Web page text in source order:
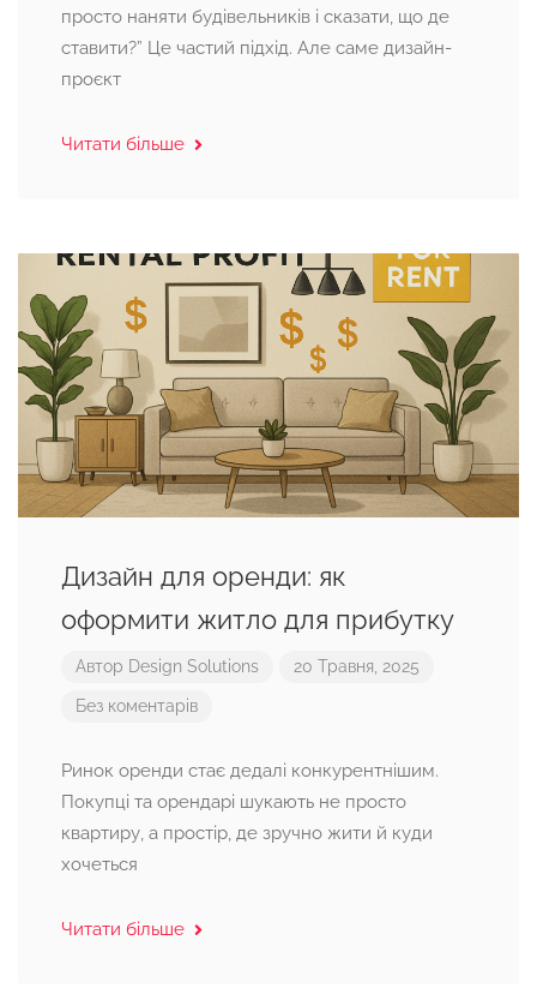
просто наняти будівельників і сказати, що де
ставити?” Це частий підхід. Але саме дизайн-
проєкт
Читати більше
Дизайн для оренди: як
оформити житло для прибутку
Автор Design Solutions 20 Травня, 2025
Без коментарів
Ринок оренди стає дедалі конкурентнішим.
Покупці та орендарі шукають не просто
квартиру, а простір, де зручно жити й куди
хочеться
Читати більше